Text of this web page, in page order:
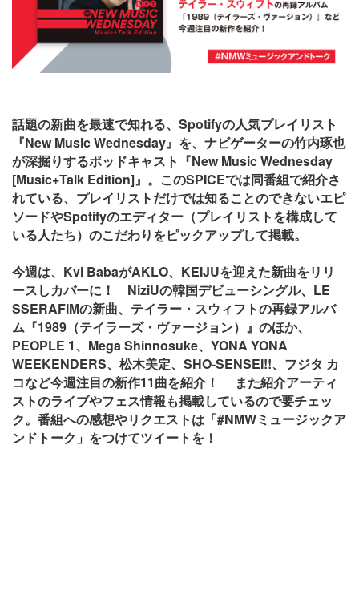
話題の新曲を最速で知れる、Spotifyの人気プレイリスト
『New Music Wednesday』を、ナビゲーターの竹内琢也
が深掘りするポッドキャスト『New Music Wednesday
[Music+Talk Edition]』。このSPICEでは同番組で紹介さ
れている、プレイリストだけでは知ることのできないエピ
ソードやSpotifyのエディター（プレイリストを構成して
いる人たち）のこだわりをピックアップして掲載。
今週は、Kvi BabaがAKLO、KEIJUを迎えた新曲をリリ
ースしカバーに！ NiziUの韓国デビューシングル、LE
SSERAFIMの新曲、テイラー・スウィフトの再録アルバ
ム『1989（テイラーズ・ヴァージョン）』のほか、
PEOPLE 1、Mega Shinnosuke、YONA YONA
WEEKENDERS、松木美定、SHO-SENSEI!!、フジタ カ
コなど今週注目の新作11曲を紹介！ また紹介アーティ
ストのライブやフェス情報も掲載しているので要チェッ
ク。番組への感想やリクエストは「#NMWミュージックア
ンドトーク」をつけてツイートを！